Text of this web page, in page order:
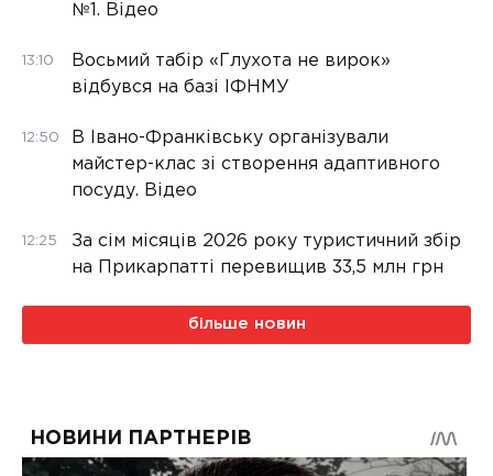
№1. Відео
13:10
Восьмий табір «Глухота не вирок»
відбувся на базі ІФНМУ
12:50
В Івано-Франківську організували
майстер-клас зі створення адаптивного
посуду. Відео
12:25
За сім місяців 2026 року туристичний збір
на Прикарпатті перевищив 33,5 млн грн
більше новин